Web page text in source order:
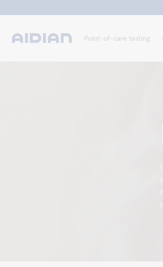
Point-of-care testing